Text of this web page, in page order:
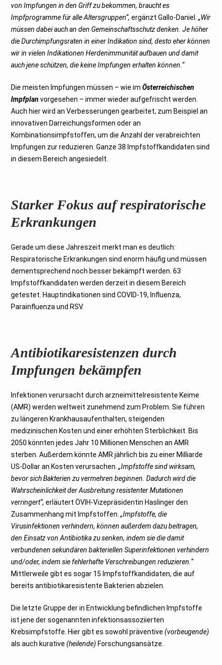
von Impfungen in den Griff zu bekommen, braucht es
Impfprogramme für alle Altersgruppen“, ergänzt Gallo-Daniel.„Wir
müssen dabei auch an den Gemeinschaftsschutz denken. Je höher
die Durchimpfungsraten in einer Indikation sind, desto eher können
wir in vielen Indikationen Herdenimmunität aufbauen und damit
auch jene schützen, die keine Impfungen erhalten können.“
Die meisten Impfungen müssen – wie imÖsterreichischen
Impfplan vorgesehen – immer wieder aufgefrischt werden.
Auch hier wird an Verbesserungen gearbeitet, zum Beispiel an
innovativen Darreichungsformen oder an
Kombinationsimpfstoffen, um die Anzahl der verabreichten
Impfungen zur reduzieren. Ganze 38 Impfstoffkandidaten sind
in diesem Bereich angesiedelt.
Starker Fokus auf respiratorische
Erkrankungen
Gerade um diese Jahreszeit merkt man es deutlich:
Respiratorische Erkrankungen sind enorm häufig und müssen
dementsprechend noch besser bekämpft werden. 63
Impfstoffkandidaten werden derzeit in diesem Bereich
getestet. Hauptindikationen sind COVID-19, Influenza,
Parainfluenza und RSV.
Antibiotikaresistenzen durch
Impfungen bekämpfen
Infektionen verursacht durch arzneimittelresistente Keime
(AMR) werden weltweit zunehmend zum Problem. Sie führen
zu längeren Krankhausaufenthalten, steigenden
medizinischen Kosten und einer erhöhten Sterblichkeit. Bis
2050 könnten jedes Jahr 10 Millionen Menschen an AMR
sterben. Außerdem könnte AMR jährlich bis zu einer Milliarde
US-Dollar an Kosten verursachen. „Impfstoffe sind wirksam,
bevor sich Bakterien zu vermehren beginnen. Dadurch wird die
Wahrscheinlichkeit der Ausbreitung resistenter Mutationen
verringert“,erläutert ÖVIH-Vizepräsidentin Haslinger den
Zusammenhang mit Impfstoffen.„Impfstoffe, die
Virusinfektionen verhindern, können außerdem dazu beitragen,
den Einsatz von Antibiotika zu senken, indem sie die damit
verbundenen sekundären bakteriellen Superinfektionen verhindern
und/oder, indem sie fehlerhafte Verschreibungen reduzieren.“
Mittlerweile gibt es sogar 15 Impfstoffkandidaten, die auf
bereits antibiotikaresistente Bakterien abzielen.
Die letzte Gruppe der in Entwicklung befindlichen Impfstoffe
ist jene der sogenannten infektionsassoziierten
Krebsimpfstoffe. Hier gibt es sowohl präventive(vorbeugende)
als auch kurative(heilende) Forschungsansätze.